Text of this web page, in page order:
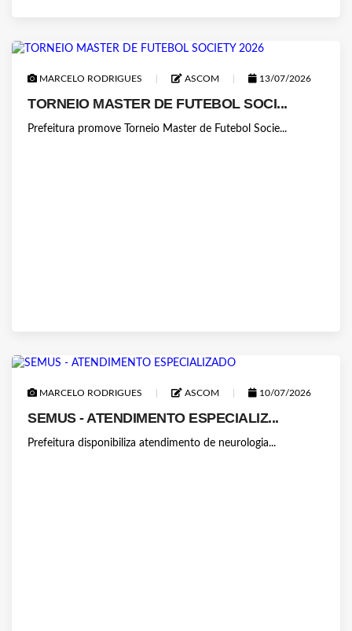
MARCELO RODRIGUES ASCOM 13/07/2026
TORNEIO MASTER DE FUTEBOL SOCI...
Prefeitura promove Torneio Master de Futebol Socie...
MARCELO RODRIGUES ASCOM 10/07/2026
SEMUS - ATENDIMENTO ESPECIALIZ...
Prefeitura disponibiliza atendimento de neurologia...